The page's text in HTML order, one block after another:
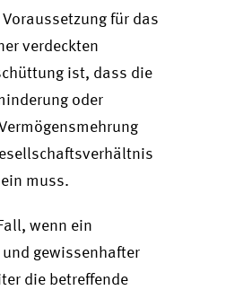
für das
verdeckten
ist, dass die
oder
muss.
wenn ein
gewissenhafter
die betreffende